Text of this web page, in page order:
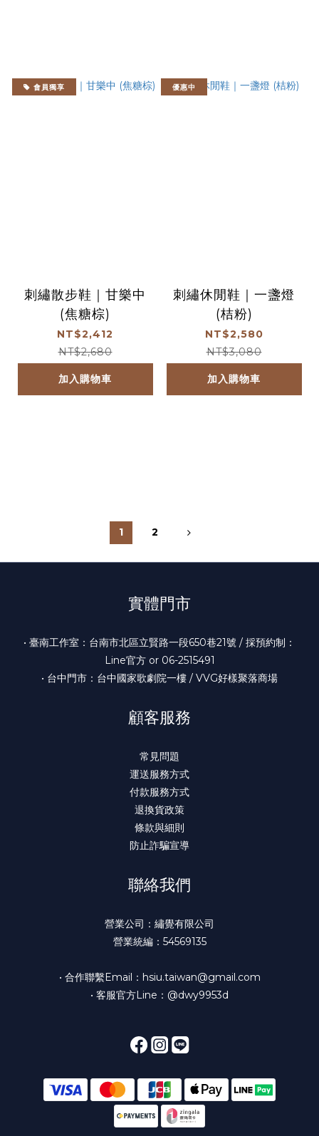
會員獨享
刺繡散步鞋｜甘樂中
(焦糖棕)
NT$2,412
NT$2,680
加入購物車
優惠中
刺繡休閒鞋｜一盞燈
(桔粉)
NT$2,580
NT$3,080
加入購物車
1 2
實體門市
• 臺南工作室：台南市北區立賢路一段650巷21號 / 採預約制：
Line官方 or 06-2515491
• 台中門市：台中國家歌劇院一樓 / VVG好樣聚落商場
顧客服務
常見問題
運送服務方式
付款服務方式
退換貨政策
條款與細則
防止詐騙宣導
聯絡我們
營業公司：繡覺有限公司
營業統編：54569135
• 合作聯繫Email：hsiu.taiwan@gmail.com
• 客服官方Line：@dwy9953d